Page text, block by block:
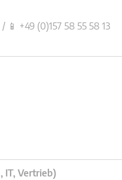
📱 +49 (0)157 58 55 58 13
IT, Vertrieb)